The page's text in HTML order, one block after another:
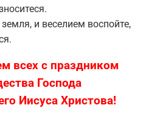
и веселием воспойте,
всех с праздником
Господа
Иисуса Христова!